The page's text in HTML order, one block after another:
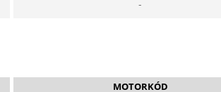
-
MOTORKÓD